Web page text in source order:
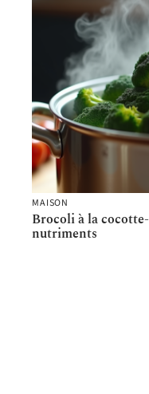
MAISON
Brocoli à la
nutriments